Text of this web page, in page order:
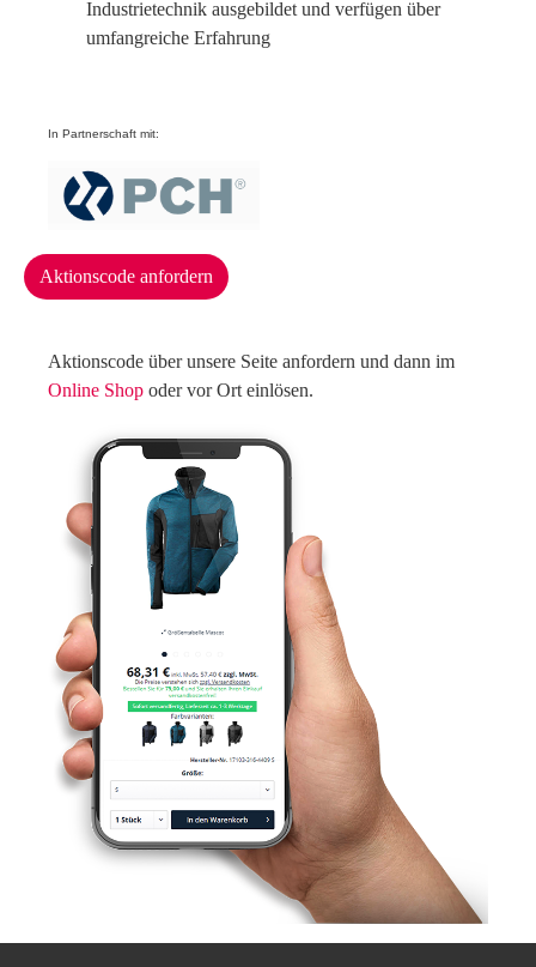
Industrietechnik ausgebildet und verfügen über
umfangreiche Erfahrung
In Partnerschaft mit:
Aktionscode anfordern
Aktionscode über unsere Seite anfordern und dann im
Online Shop oder vor Ort einlösen.